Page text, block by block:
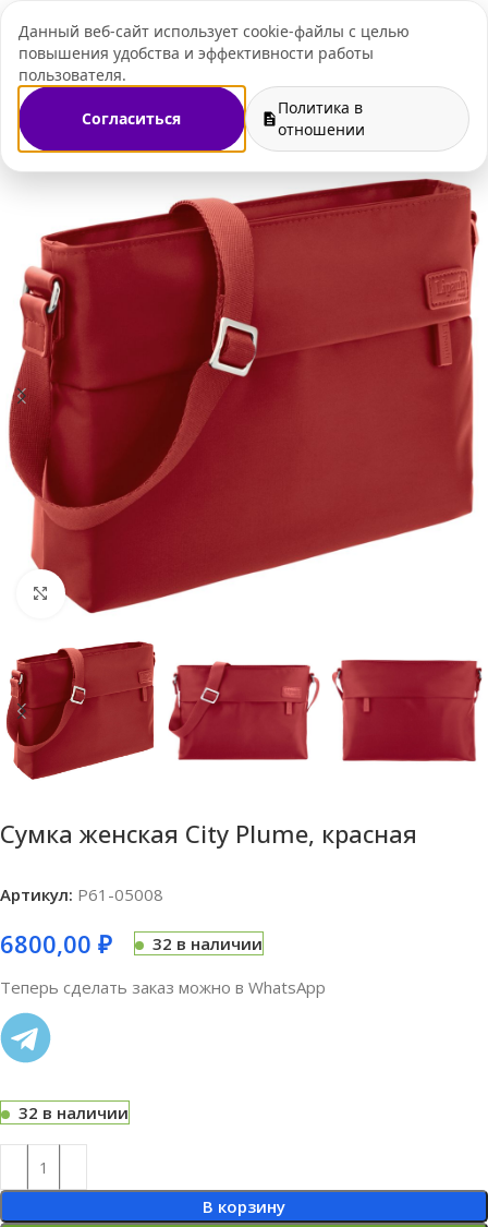
Данный веб-сайт использует cookie-файлы с целью
повышения удобства и эффективности работы
пользователя.
Согласиться
Политика в
отношении
+7 (495) 109-07-
Корпоративные подарки женщинам на 8 марта
Нажмите, чтобы увеличить
Сумка женская City Plume, красная
Артикул: P61-05008
6800,00 ₽
32 в наличии
Теперь сделать заказ можно в WhatsApp
32 в наличии
В корзину